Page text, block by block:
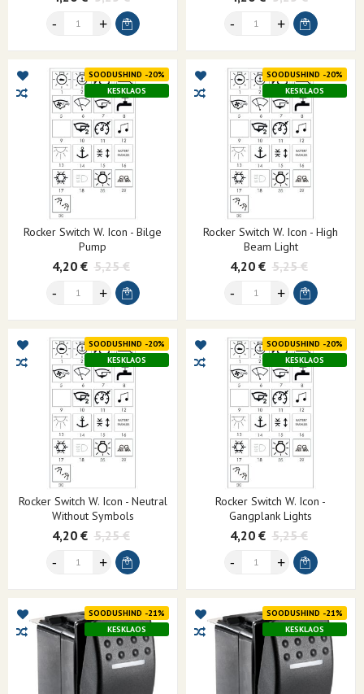
SOODUSHIND -20%
KESKLAOS
Rocker Switch W. Icon - Bilge
Pump
4,20 € 5,25 €
SOODUSHIND -20%
KESKLAOS
Rocker Switch W. Icon - High
Beam Light
4,20 € 5,25 €
SOODUSHIND -20%
KESKLAOS
Rocker Switch W. Icon - Neutral
Without Symbols
4,20 € 5,25 €
SOODUSHIND -20%
KESKLAOS
Rocker Switch W. Icon -
Gangplank Lights
4,20 € 5,25 €
SOODUSHIND -21%
KESKLAOS
SOODUSHIND -21%
KESKLAOS